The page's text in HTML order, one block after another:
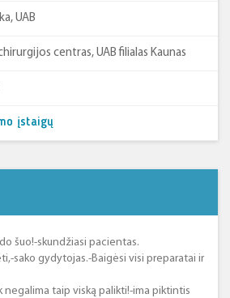
UAB
centras, UAB filialas Kaunas
įstaigų
šuo!-skundžiasi pacientas.
sako gydytojas.-Baigėsi visi preparatai ir
negalima taip viską palikti!-ima piktintis